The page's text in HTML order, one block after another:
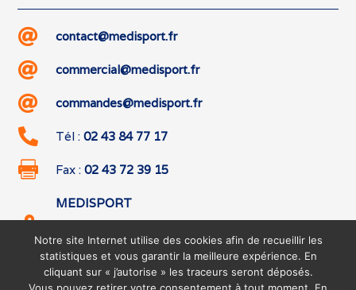
 contact@medisport.fr
 commercial@medisport.fr
 commandes@medisport.fr
 Tél : 02 43 84 77 17
 Fax : 02 43 72 39 15

MEDISPORT
542 boulevard des Hunaudières
72230 RUAUDIN
Notre site Internet utilise des cookies afin de recueillir les
statistiques et vous garantir la meilleure expérience. En
cliquant sur « j’autorise » les traceurs seront déposés.